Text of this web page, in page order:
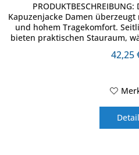
Kapuzenjacke Damen
und hohem Tragekomfort.
bieten praktischen Stauraum,
42,25